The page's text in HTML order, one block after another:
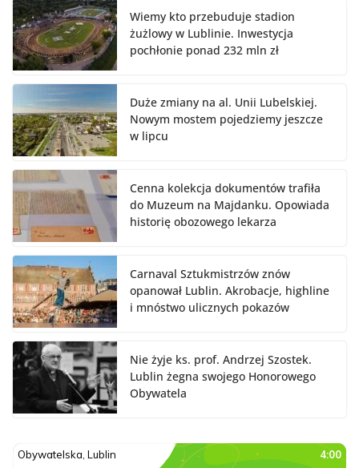
Wiemy kto przebuduje stadion
żużlowy w Lublinie. Inwestycja
pochłonie ponad 232 mln zł
Duże zmiany na al. Unii Lubelskiej.
Nowym mostem pojedziemy jeszcze
w lipcu
Cenna kolekcja dokumentów trafiła
do Muzeum na Majdanku. Opowiada
historię obozowego lekarza
Carnaval Sztukmistrzów znów
opanował Lublin. Akrobacje, highline
i mnóstwo ulicznych pokazów
Nie żyje ks. prof. Andrzej Szostek.
Lublin żegna swojego Honorowego
Obywatela